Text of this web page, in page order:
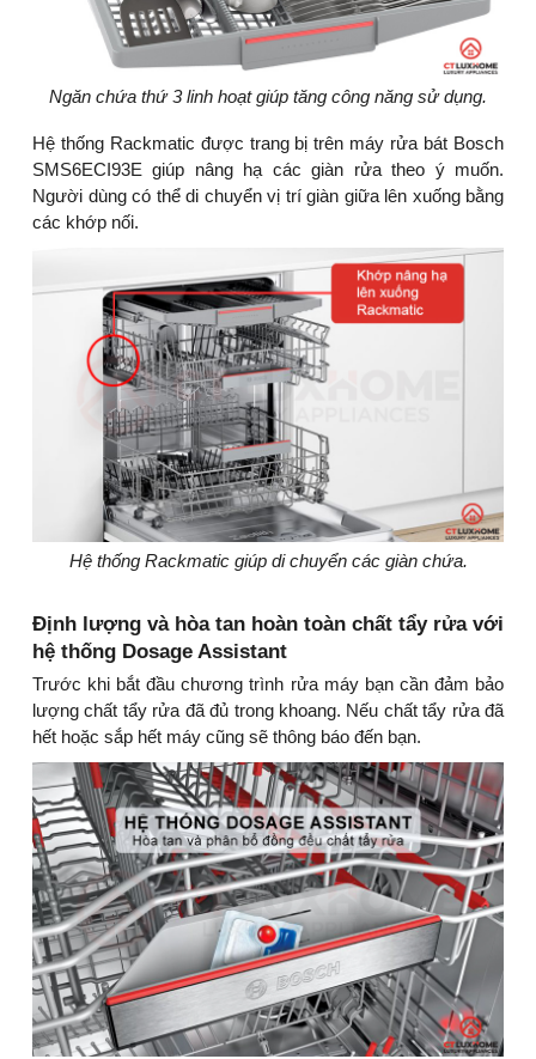
Ngăn chứa thứ 3 linh hoạt giúp tăng công năng sử dụng.
Hệ thống Rackmatic được trang bị trên máy rửa bát Bosch
SMS6ECI93E giúp nâng hạ các giàn rửa theo ý muốn.
Người dùng có thể di chuyển vị trí giàn giữa lên xuống bằng
các khớp nối.
Hệ thống Rackmatic giúp di chuyển các giàn chứa.
Định lượng và hòa tan hoàn toàn chất tẩy rửa với
hệ thống Dosage Assistant
Trước khi bắt đầu chương trình rửa máy bạn cần đảm bảo
lượng chất tẩy rửa đã đủ trong khoang. Nếu chất tẩy rửa đã
hết hoặc sắp hết máy cũng sẽ thông báo đến bạn.